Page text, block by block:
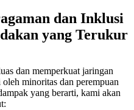
dan Inklusi
yang Terukur
dan memperkuat jaringan
minoritas dan perempuan
yang berarti, kami akan